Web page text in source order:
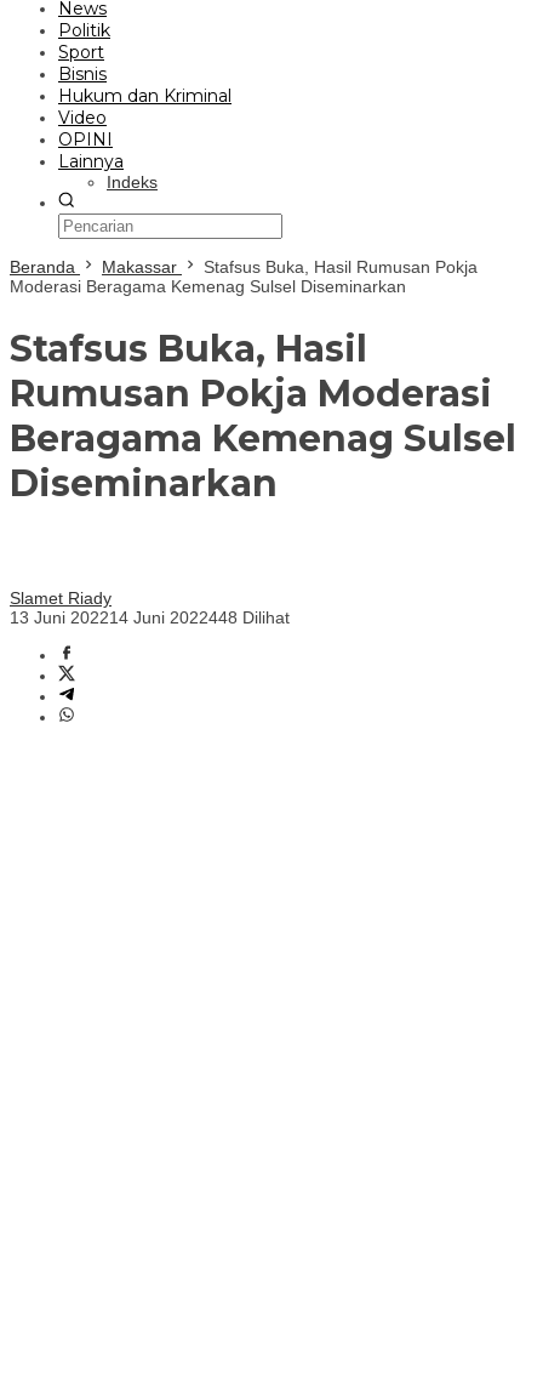
News
Politik
Sport
Bisnis
Hukum dan Kriminal
Video
OPINI
Lainnya
Indeks
Beranda Makassar
Stafsus Buka, Hasil Rumusan Pokja
Moderasi Beragama Kemenag Sulsel Diseminarkan
Stafsus Buka, Hasil
Rumusan Pokja Moderasi
Beragama Kemenag Sulsel
Diseminarkan
Slamet Riady
13 Juni 202214 Juni 2022448 Dilihat